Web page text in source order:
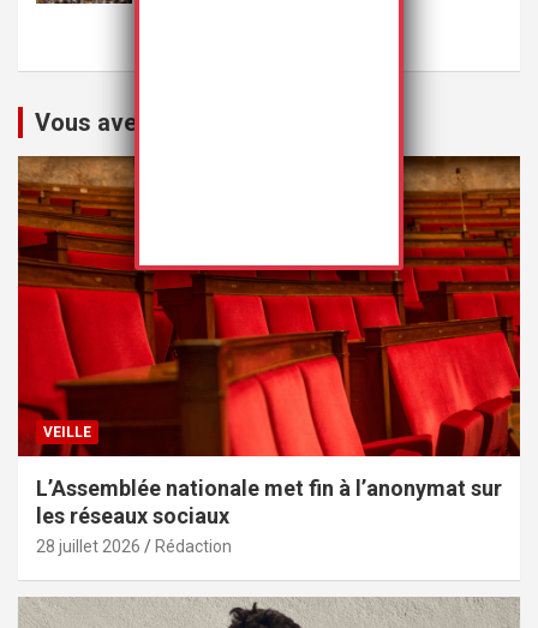
Vous avez peut-être manqué
VEILLE
L’Assemblée nationale met fin à l’anonymat sur
les réseaux sociaux
28 juillet 2026 Rédaction